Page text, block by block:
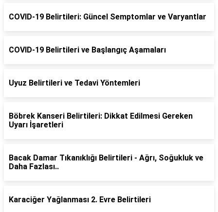
COVID-19 Belirtileri: Güncel Semptomlar ve Varyantlar
COVID-19 Belirtileri ve Başlangıç Aşamaları
Uyuz Belirtileri ve Tedavi Yöntemleri
Böbrek Kanseri Belirtileri: Dikkat Edilmesi Gereken
Uyarı İşaretleri
Bacak Damar Tıkanıklığı Belirtileri - Ağrı, Soğukluk ve
Daha Fazlası..
Karaciğer Yağlanması 2. Evre Belirtileri